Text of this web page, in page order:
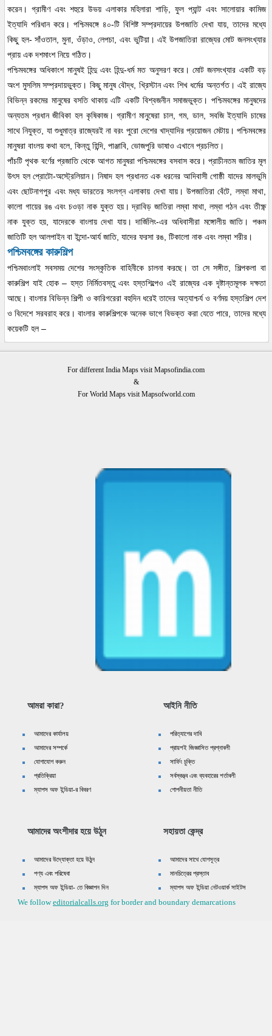
করেন। গ্রামীণ এবং শহুরে উভয় এলাকার মহিলারা শাড়ি, ফুল প্যান্ট এবং সালোয়ার কামিজ
ইত্যাদি পরিধান করে। পশ্চিমবঙ্গে ৪০-টি বিশিষ্ট সম্প্রদায়ের উপজাতি দেখা যায়, তাদের মধ্যে
কিছু হল- সাঁওতাল, মুনা, ওঁড়াও, লেপচা, এবং ভুটিয়া। এই উপজাতিরা রাজ্যের মোট জনসংখ্যার
প্রায় এক দশমাংশ নিয়ে গঠিত।
পশ্চিমবঙ্গের অধিকাংশ মানুষই হিন্দু এবং হিন্দু-ধর্ম মত অনুসরণ করে। মোট জনসংখ্যার একটি বড়
অংশ মুসলিম সম্প্রদায়ভুক্ত। কিছু মানুষ বৌদ্ধ, খ্রিস্টান এবং শিখ ধর্মের অন্তর্গত। এই রাজ্যে
বিভিন্ন রকমের মানুষের বসতি থাকায় এটি একটি বিশ্বজনীন সমাজভুক্ত। পশ্চিমবঙ্গের মানুষদের
অন্যতম প্রধান জীবিকা হল কৃষিকাজ। গ্রামীণ মানুষেরা চাল, গম, ডাল, সবজি ইত্যাদি চাষের
সাথে নিযুক্ত, যা শুধুমাত্র রাজ্যেরই না বরং পুরো দেশের খাদ্যাদির প্রয়োজন মেটায়। পশ্চিমবঙ্গের
মানুষরা বাংলয় কথা বলে, কিন্তু হিন্দি, পাঞ্জাবি, ভোজপুরি ভাষাও এখানে প্রচলিত।
পাঁচটি পৃথক বর্ণের প্রজাতি থেকে আগত মানুষরা পশ্চিমবঙ্গের বসবাস করে। প্রাচীনতম জাতির মূল
উৎস হল প্রোটো-অস্ট্রেলিয়ান। নিষাদ হল প্রধানত এক ধরনের আদিবাসী গোষ্ঠী যাদের মালভুমি
এবং ছোটনাগপুর এবং মধ্য ভারতের সংলগ্ন এলাকায় দেখা যায়। উপজাতিরা বেঁটে, লম্বা মাথা,
কালো গায়ের রঙ এবং চওড়া নাক যুক্ত হয়। দ্রাবিড় জাতিরা লম্বা মাথা, লম্বা গঠন এবং তীক্ষ্ণ
নাক যুক্ত হয়, যাদেরকে বাংলায় দেখা যায়। দার্জিলিং-এর অধিবাসীরা মঙ্গোলীয় জাতি। পঞ্চম
জাতিটি হল আলপাইন বা ইন্দো-আর্য জাতি, যাদের ফরসা রঙ, টিকালো নাক এবং লম্বা শরীর।
পশ্চিমবঙ্গের কারুশিল্প
পশ্চিমবাংলাই সবসময় দেশের সংস্কৃতিক বাহিনীকে চালনা করছে। তা সে সঙ্গীত, শিল্পকলা বা
কারুশিল্প যাই হোক – হস্ত নির্মিতবস্তু এবং হস্তশিল্পেও এই রাজ্যের এক দৃষ্টান্তমূলক দক্ষতা
আছে। বাংলার বিভিন্ন শিল্পী ও কারিগরেরা বহুদিন ধরেই তাদের অত্যাশ্চর্য ও বর্ণময় হস্তশিল্প দেশ
ও বিদেশে সরবরাহ করে। বাংলার কারুশিল্পকে অনেক ভাগে বিভক্ত করা যেতে পারে, তাদের মধ্যে
কয়েকটি হল –
For different India Maps visit Mapsofindia.com
&
For World Maps visit Mapsofworld.com
আমরা কারা?
আমাদের কার্যালয়
আমাদের সম্পর্কে
যোগাযোগ করুন
প্রতিক্রিয়া
ম্যাপস অফ ইন্ডিয়া-র বিবরণ
আইনি নীতি
পরিত্যাগের দাবি
প্রায়শই জিজ্ঞাসিত প্রশ্নাবলী
সার্ফিং চুক্তি
সর্বস্বত্ত্ব এবং ব্যবহারের শর্তাবলী
গোপনীয়তা নীতি
আমাদের অংশীদার হয়ে উঠুন
আমাদের উদ্যোক্তা হয়ে উঠুন
পণ্য এবং পরিষেবা
ম্যাপস অফ ইন্ডিয়া- তে বিজ্ঞাপন দিন
সহায়তা কেন্দ্র
আমাদের সাথে যোগসূত্র
মানচিত্রের প্রস্তাব
ম্যাপস অফ ইন্ডিয়া নেটওয়ার্ক সাইটস
We followeditorialcalls.org for border and boundary demarcations